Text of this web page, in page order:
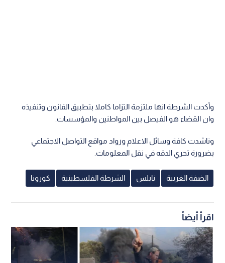
وأكدت الشرطة انها ملتزمة التزاما كاملا بتطبيق القانون وتنفيذه
وان القضاء هو الفيصل بين المواطنين والمؤسسات.
وناشدت كافة وسائل الاعلام ورواد مواقع التواصل الاجتماعي
بضرورة تحري الدقه في نقل المعلومات.
الضفة الغربية نابلس الشرطة الفلسطينية كورونا
اقرأ أيضاً